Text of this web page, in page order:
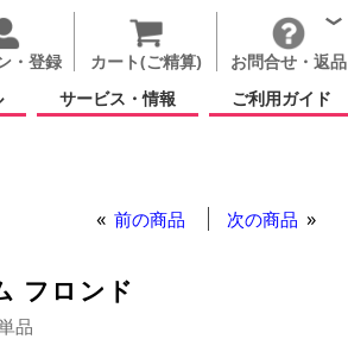
・登録 カート(ご精算)
お問合せ・返品
サービス・情報 ご利用ガイド
前の商品 次の商品
フロンド
品